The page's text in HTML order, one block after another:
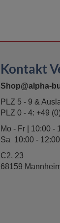
Kontakt
Shop@alpha-
PLZ 5 - 9 &
PLZ 0 - 4: +49
Mo - Fr | 10:00 -
Sa 10:00 -
C2, 23
68159